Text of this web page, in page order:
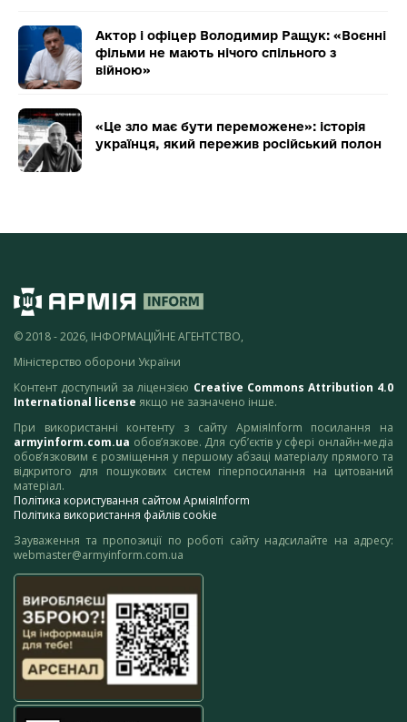
Актор і офіцер Володимир Ращук: «Воєнні
фільми не мають нічого спільного з
війною»
«Це зло має бути переможене»: історія
українця, який пережив російський полон
© 2018 - 2026, ІНФОРМАЦІЙНЕ АГЕНТСТВО,
Міністерство оборони України
Контент доступний за ліцензією Creative Commons Attribution 4.0
International license якщо не зазначено інше.
При використанні контенту з сайту АрміяInform посилання на
armyinform.com.ua обов’язкове. Для суб’єктів у сфері онлайн-медіа
обов’язковим є розміщення у першому абзаці матеріалу прямого та
відкритого для пошукових систем гіперпосилання на цитований
матеріал.
Політика користування сайтом АрміяInform
Політика використання файлів cookie
Зауваження та пропозиції по роботі сайту надсилайте на адресу:
webmaster@armyinform.com.ua